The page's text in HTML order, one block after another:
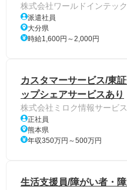
株式会社ワールドインテック
派遣社員
大分県
時給1,600円～2,000円
カスタマーサービス/東
ップシェアサービスあり
株式会社ミロク情報サービス
正社員
熊本県
年収350万円～500万円
生活支援員/障がい者・